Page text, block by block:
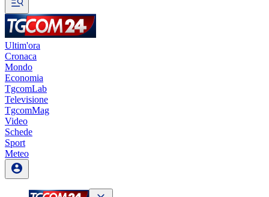
Ultim'ora
Cronaca
Mondo
Economia
TgcomLab
Televisione
TgcomMag
Video
Schede
Sport
Meteo